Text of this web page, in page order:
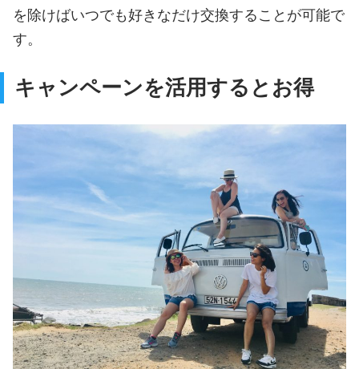
を除けばいつでも好きなだけ交換することが可能で
す。
キャンペーンを活用するとお得